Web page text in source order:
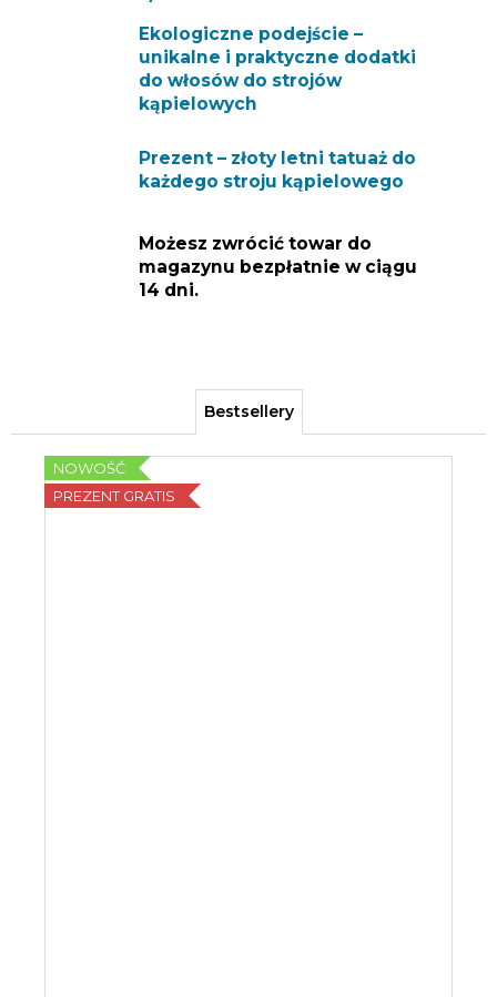
Ekologiczne podejście –
unikalne i praktyczne dodatki
do włosów do strojów
kąpielowych
Prezent – złoty letni tatuaż do
każdego stroju kąpielowego
Możesz zwrócić towar do
magazynu bezpłatnie w ciągu
14 dni.
Bestsellery
NOWOŚĆ
PREZENT GRATIS